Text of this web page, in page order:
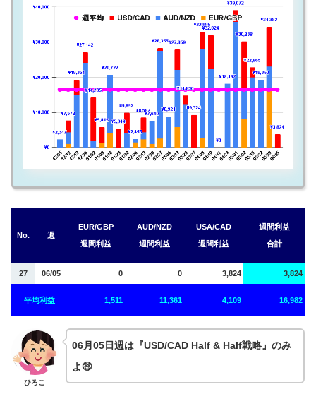
No. 週
EUR/GBP
週間利益
AUD/NZD
週間利益
USA/CAD
週間利益
週間利益
合計
27 06/05 0 0 3,824 3,824
平均利益 1,511 11,361 4,109 16,982
ひろこ
06月05日週は『USD/CAD Half & Half戦略』のみ
よ🤑